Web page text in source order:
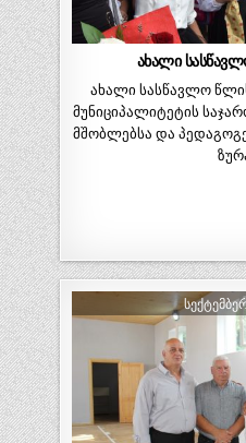
ახალი
ახალი სასწავლო
მუნიციპალიტეტის
მშობლებსა და